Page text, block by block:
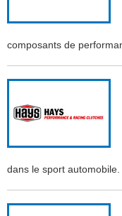
composants de
dans le sport automobile.